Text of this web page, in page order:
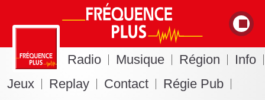
Radio Musique Région
Info
Jeux
Replay Contact
Régie Pub